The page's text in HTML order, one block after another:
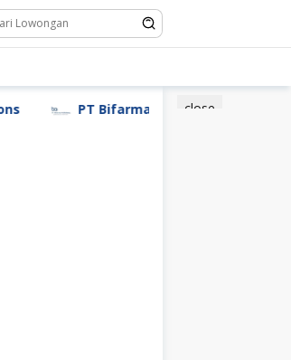
close
PT Bifarma Adiluhung (a Kalbe